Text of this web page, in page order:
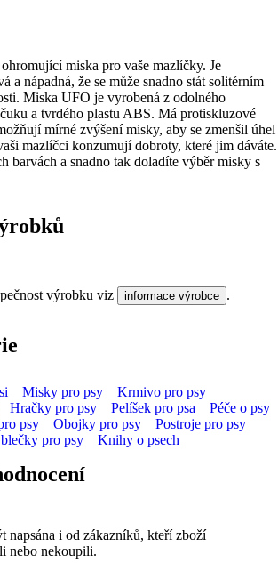
miska pro vaše mazlíčky. Je
a nápadná, že se může snadno stát solitérním
Miska UFO je vyrobená z odolného
a tvrdého plastu ABS. Má protiskluzové
mírné zvýšení misky, aby se zmenšil úhel
mazlíčci konzumují dobroty, které jim dáváte.
barvách a snadno tak doladíte výběr misky s
výrobku viz informace výrobce .
Misky pro psy
Krmivo pro psy
Hračky pro psy Pelíšek pro psa
Péče o psy
psy Obojky pro psy
Postroje pro psy
pro psy Knihy o psech
napsána i od zákazníků, kteří zboží
nebo nekoupili.